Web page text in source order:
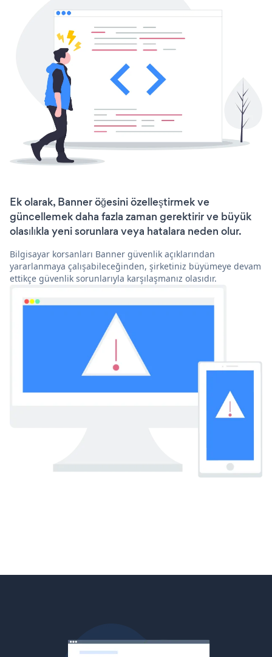
Ek olarak, Banner öğesini özelleştirmek ve
güncellemek daha fazla zaman gerektirir ve büyük
olasılıkla yeni sorunlara veya hatalara neden olur.
Bilgisayar korsanları Banner güvenlik açıklarından
yararlanmaya çalışabileceğinden, şirketiniz büyümeye devam
ettikçe güvenlik sorunlarıyla karşılaşmanız olasıdır.